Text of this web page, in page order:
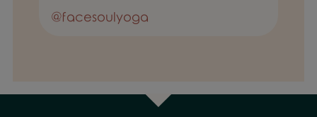
@facesoulyoga